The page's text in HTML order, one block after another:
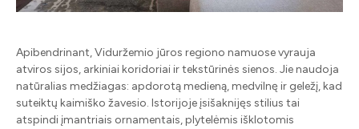
Apibendrinant, Viduržemio jūros regiono namuose vyrauja
atviros sijos, arkiniai koridoriai ir tekstūrinės sienos. Jie naudoja
natūralias medžiagas: apdorotą medieną, medvilnę ir geležį, kad
suteiktų kaimiško žavesio. Istorijoje įsišaknijęs stilius tai
atspindi įmantriais ornamentais, plytelėmis išklotomis